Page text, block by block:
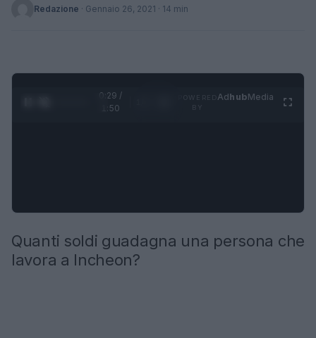
Redazione · Gennaio 26, 2021 · 14 min
0:30 /
1:50
AdhubMedia
Quanti soldi guadagna una persona che
lavora a Incheon?